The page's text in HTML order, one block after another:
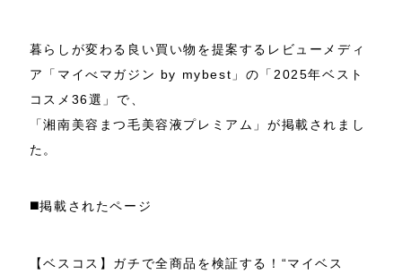
暮らしが変わる良い買い物を提案するレビューメディ
ア
「マイべマガジン by mybest」の「2025年ベスト
コスメ36選」で、
「湘南美容まつ毛美容液プレミアム」が掲載されまし
た。
◼️掲載されたページ
【ベスコス】ガチで全商品を検証する！“マイベス